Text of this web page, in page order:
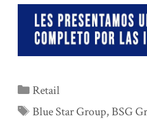
Categorías
Retail
Etiquetas
Blue Star Group,BSG